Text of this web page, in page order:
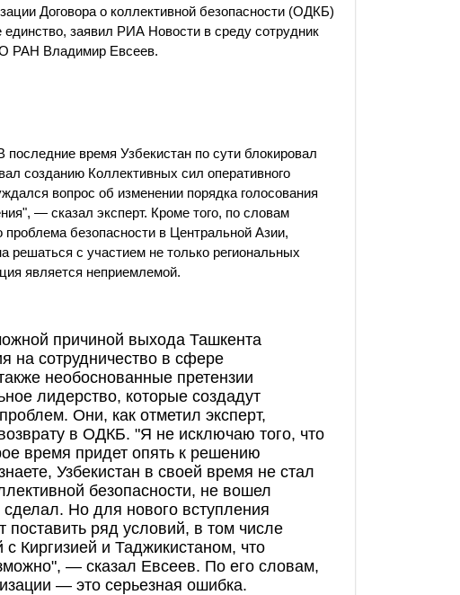
Договора о коллективной безопасности (ОДКБ)
единство, заявил РИА Новости в среду сотрудник
РАН Владимир Евсеев.
последние время Узбекистан по сути блокировал
созданию Коллективных сил оперативного
вопрос об изменении порядка голосования
— сказал эксперт. Кроме того, по словам
проблема безопасности в Центральной Азии,
решаться с участием не только региональных
является неприемлемой.
причиной выхода Ташкента
на сотрудничество в сфере
необоснованные претензии
лидерство, которые создадут
Они, как отметил эксперт,
в ОДКБ. "Я не исключаю того, что
время придет опять к решению
Узбекистан в своей время не стал
безопасности, не вошел
Но для нового вступления
поставить ряд условий, в том числе
Киргизией и Таджикистаном, что
— сказал Евсеев. По его словам,
— это серьезная ошибка.